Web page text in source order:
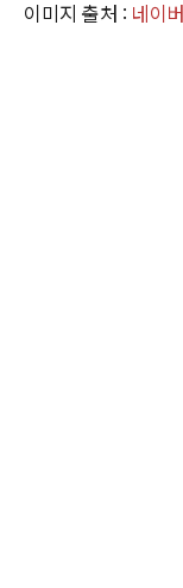
이미지 출처 : 네이